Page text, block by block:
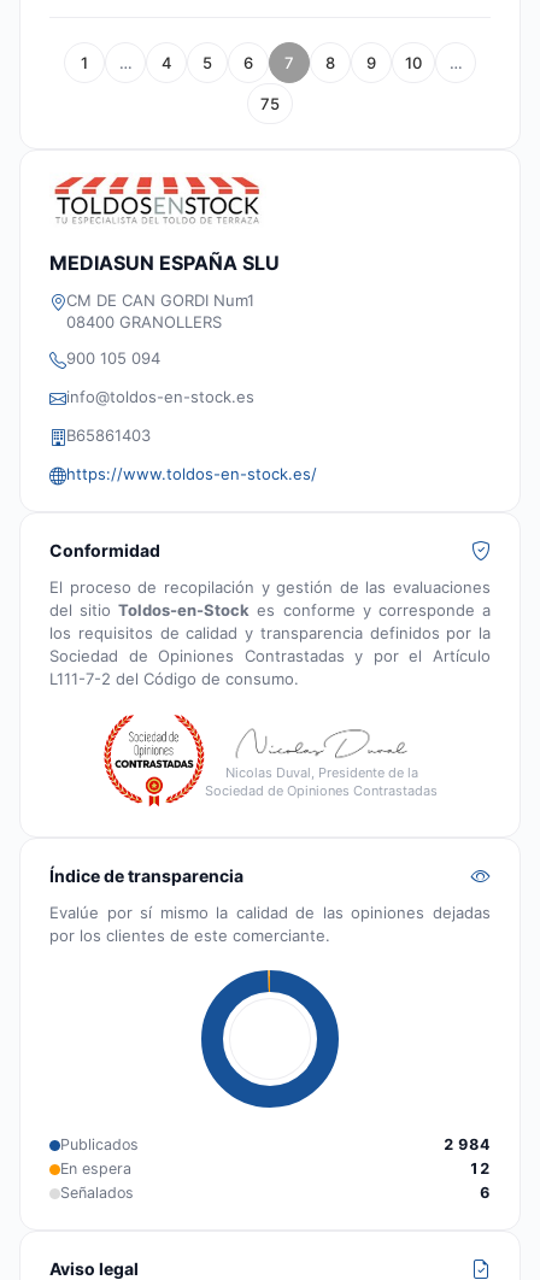
1 … 4 5 6 7 8 9 10 …
75
MEDIASUN ESPAÑA SLU
CM DE CAN GORDI Num1
08400 GRANOLLERS
900 105 094
info@toldos-en-stock.es
B65861403
https://www.toldos-en-stock.es/
Conformidad
El proceso de recopilación y gestión de las evaluaciones
del sitioToldos-en-Stock es conforme y corresponde a
los requisitos de calidad y transparencia definidos por la
Sociedad de Opiniones Contrastadas y por el Artículo
L111-7-2 del Código de consumo.
Nicolas Duval, Presidente de la
Sociedad de Opiniones Contrastadas
Índice de transparencia
Evalúe por sí mismo la calidad de las opiniones dejadas
por los clientes de este comerciante.
Publicados
2 984
En espera
12
Señalados
6
Aviso legal